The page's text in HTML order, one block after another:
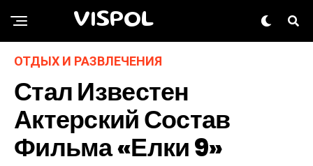
VISPOL
ОТДЫХ И РАЗВЛЕЧЕНИЯ
Стал Известен
Актерский Состав
Фильма «Елки 9»